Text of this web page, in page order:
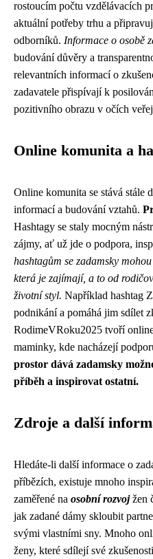
rostoucím počtu vzdělávacích
aktuální potřeby trhu a
odborníků. Informace o osobě
budování důvěry a
relevantních informací o
zadavatele přispívají k
pozitivního obrazu v očích
Online komunita a
Online komunita se stává stále
informací a budování vztahů.
Hashtagy se staly mocným
zájmy, ať už jde o podpora,
hashtagům se zadamsky
která je zajímají, a to od
životní styl. Například hashtag
podnikání a pomáhá jim sdílet
RodimeVRoku2025 tvoří
maminky, kde nacházejí
prostor dává zadamsky
příběh a inspirovat ostatní.
Zdroje a další
Hledáte-li další informace o
příbězích, existuje mnoho
zaměřené na osobní rozvojžen
jak zadané dámy skloubit
svými vlastními sny. Mnoho
ženy, které sdílejí své